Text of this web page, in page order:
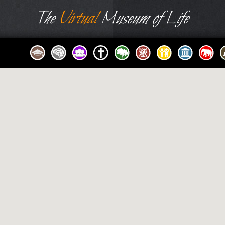
TheVirtualMuseum of Life